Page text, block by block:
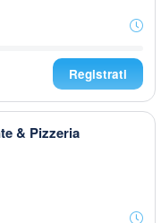
Registrati
& Pizzeria